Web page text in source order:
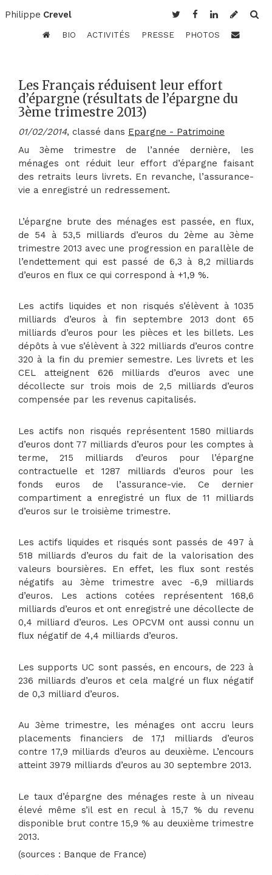
Philippe Crevel
BIO ACTIVITÉS PRESSE PHOTOS
Les Français réduisent leur effort
d’épargne (résultats de l’épargne du
3ème trimestre 2013)
01/02/2014, classé dans Epargne - Patrimoine
Au 3ème trimestre de l’année dernière, les
ménages ont réduit leur effort d’épargne faisant
des retraits leurs livrets. En revanche, l’assurance-
vie a enregistré un redressement.
L’épargne brute des ménages est passée, en flux,
de 54 à 53,5 milliards d’euros du 2ème au 3ème
trimestre 2013 avec une progression en parallèle de
l’endettement qui est passé de 6,3 à 8,2 milliards
d’euros en flux ce qui correspond à +1,9 %.
Les actifs liquides et non risqués s’élèvent à 1035
milliards d’euros à fin septembre 2013 dont 65
milliards d’euros pour les pièces et les billets. Les
dépôts à vue s’élèvent à 322 milliards d’euros contre
320 à la fin du premier semestre. Les livrets et les
CEL atteignent 626 milliards d’euros avec une
décollecte sur trois mois de 2,5 milliards d’euros
compensée par les revenus capitalisés.
Les actifs non risqués représentent 1580 milliards
d’euros dont 77 milliards d’euros pour les comptes à
terme, 215 milliards d’euros pour l’épargne
contractuelle et 1287 milliards d’euros pour les
fonds euros de l’assurance-vie. Ce dernier
compartiment a enregistré un flux de 11 milliards
d’euros sur le troisième trimestre.
Les actifs liquides et risqués sont passés de 497 à
518 milliards d’euros du fait de la valorisation des
valeurs boursières. En effet, les flux sont restés
négatifs au 3ème trimestre avec -6,9 milliards
d’euros. Les actions cotées représentent 168,6
milliards d’euros et ont enregistré une décollecte de
0,4 milliard d’euros. Les OPCVM ont aussi connu un
flux négatif de 4,4 milliards d’euros.
Les supports UC sont passés, en encours, de 223 à
236 milliards d’euros et cela malgré un flux négatif
de 0,3 milliard d’euros.
Au 3ème trimestre, les ménages ont accru leurs
placements financiers de 17,1 milliards d’euros
contre 17,9 milliards d’euros au deuxième. L’encours
atteint 3979 milliards d’euros au 30 septembre 2013.
Le taux d’épargne des ménages reste à un niveau
élevé même s’il est en recul à 15,7 % du revenu
disponible brut contre 15,9 % au deuxième trimestre
2013.
(sources : Banque de France)